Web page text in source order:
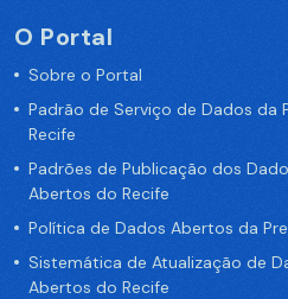
O Portal
Sobre o Portal
Padrão de Serviço de Dados da
Recife
Padrões de Publicação dos
Abertos do Recife
Política de Dados Abertos da
Sistemática de Atualização de
Abertos do Recife